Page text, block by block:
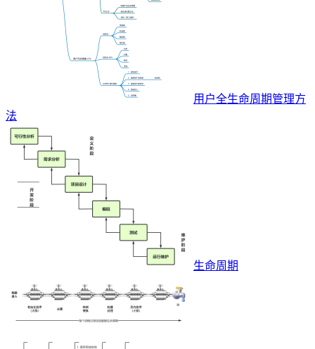
用户全生命周期管理方
法
生命周期